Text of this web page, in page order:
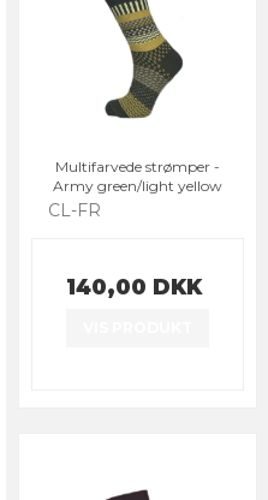
Multifarvede strømper -
Army green/light yellow
CL-FR
140,00 DKK